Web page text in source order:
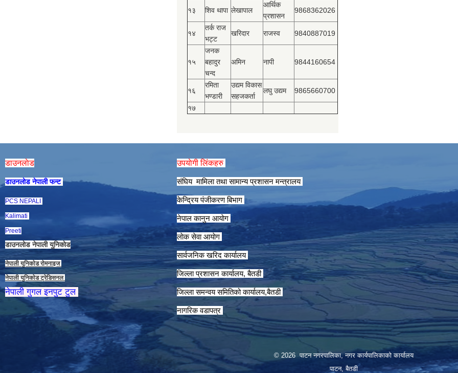
१३ शिव थापा लेखापाल
आर्थिक
प्रशासन
9868362026
१४
तर्क राज
भट्ट
खरिदार राजस्‍व 9840887019
१५
जनक
बहादुर
चन्द
अमिन नापी 9844160654
१६
रमिता
भण्डारी
उद्यम विकास
सहजकर्ता
लघु उद्यम 9865660700
१७
डाउनलाेड
डाउनलाेड नेपाली फन्ट
PCS NEPALI
Kalimati
Preeti
डाउनलाेड नेपाली युनिकाेड
नेपाली युनिकाेड राेमनाइज
नेपाली युनिकाेड ट्रेडिसनल
नेपाली गुगल इनपुट टुल
उपयाेगी लिंकहरु
संघिय मामिला तथा सामान्य प्रशासन मन्त्रालय
केन्द्रिय पंजीकरण बिभाग
नेपाल कानुन आयाेग
लाेक सेवा आयाेग
सार्वजनिक खरिद कार्यालय
जिल्ला प्रशासन कार्यालय, बैतडी
जिल्ला समन्वय समितिको कार्यालय,बैतडी
नागरिक वडापत्र
© 2026 पाटन नगरपालिका, नगर कार्यपालिकाको कार्यालय
पाटन, बैतडी